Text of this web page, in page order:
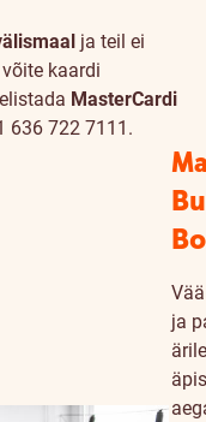
ja teil ei
kaardi
MasterCardi
636 722 7111.
ja